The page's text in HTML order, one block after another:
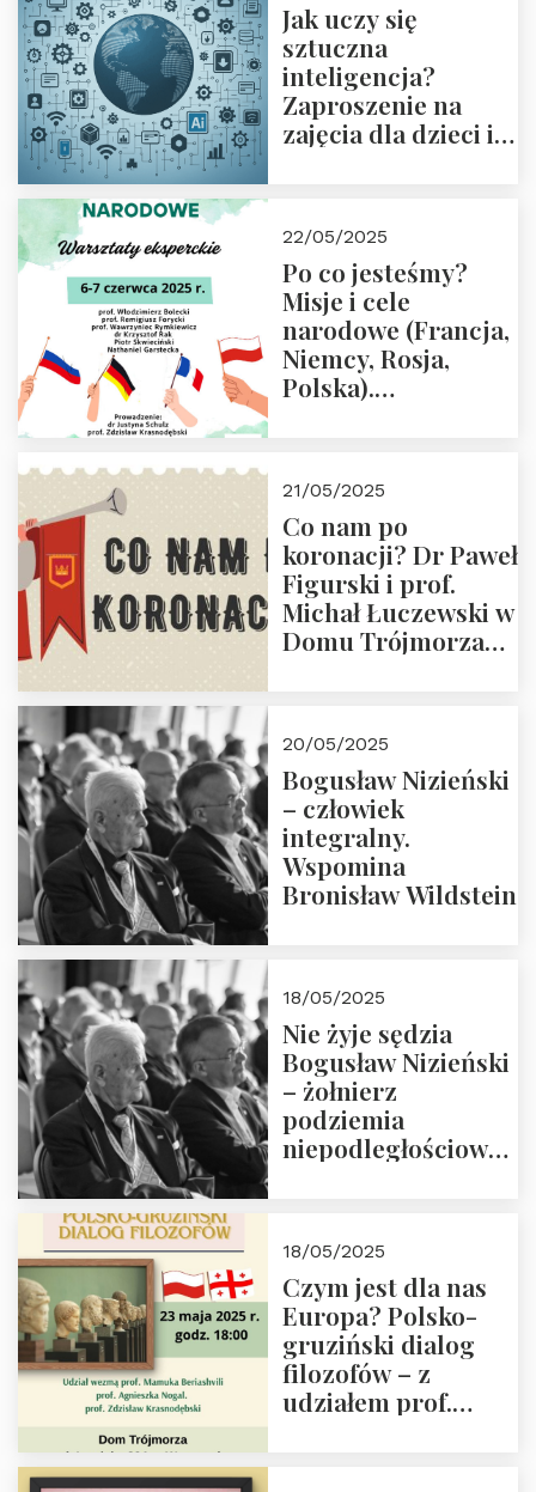
Jak uczy się
sztuczna
inteligencja?
Zaproszenie na
zajęcia dla dzieci i
22/05/2025
Po co jesteśmy?
Misje i cele
narodowe (Francja,
Niemcy, Rosja,
Polska).
Zapraszamy do
zapisów.
21/05/2025
Co nam po
koronacji? Dr Paweł
Figurski i prof.
Michał Łuczewski w
Domu Trójmorza
20/05/2025
Bogusław Nizieński
– człowiek
integralny.
Wspomina
Bronisław Wildstein
18/05/2025
Nie żyje sędzia
Bogusław Nizieński
– żołnierz
podziemia
niepodległościowego
społeczny, członek
Kapituły Nagrody
im. Prezydenta
Lecha
Kaczyńskiego.
Wielki autorytet.
18/05/2025
Czym jest dla nas
Europa? Polsko-
gruziński dialog
filozofów – z
udziałem prof.